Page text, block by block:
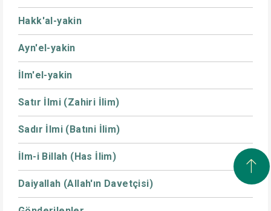
Hakk'al-yakin
Ayn'el-yakin
İlm'el-yakin
Satır İlmi (Zahiri İlim)
Sadır İlmi (Batıni İlim)
İlm-i Billah (Has İlim)
Daiyallah (Allah'ın Davetçisi)